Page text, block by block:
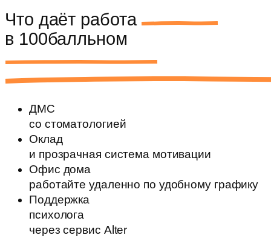
Что даёт работа
в 100балльном
ДМС
со стоматологией
Оклад
и прозрачная система мотивации
Офис дома
работайте удаленно по удобному графику
Поддержка
психолога
через сервис Alter